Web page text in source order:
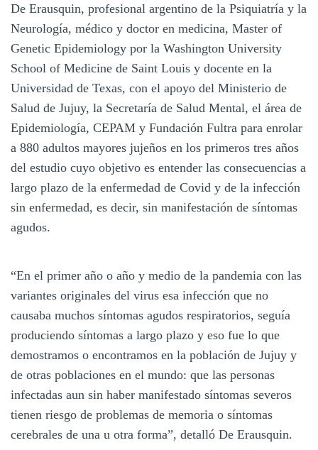
De Erausquin, profesional argentino de la Psiquiatría y la
Neurología, médico y doctor en medicina, Master of
Genetic Epidemiology por la Washington University
School of Medicine de Saint Louis y docente en la
Universidad de Texas, con el apoyo del Ministerio de
Salud de Jujuy, la Secretaría de Salud Mental, el área de
Epidemiología, CEPAM y Fundación Fultra para enrolar
a 880 adultos mayores jujeños en los primeros tres años
del estudio cuyo objetivo es entender las consecuencias a
largo plazo de la enfermedad de Covid y de la infección
sin enfermedad, es decir, sin manifestación de síntomas
agudos.
“En el primer año o año y medio de la pandemia con las
variantes originales del virus esa infección que no
causaba muchos síntomas agudos respiratorios, seguía
produciendo síntomas a largo plazo y eso fue lo que
demostramos o encontramos en la población de Jujuy y
de otras poblaciones en el mundo: que las personas
infectadas aun sin haber manifestado síntomas severos
tienen riesgo de problemas de memoria o síntomas
cerebrales de una u otra forma”, detalló De Erausquin.